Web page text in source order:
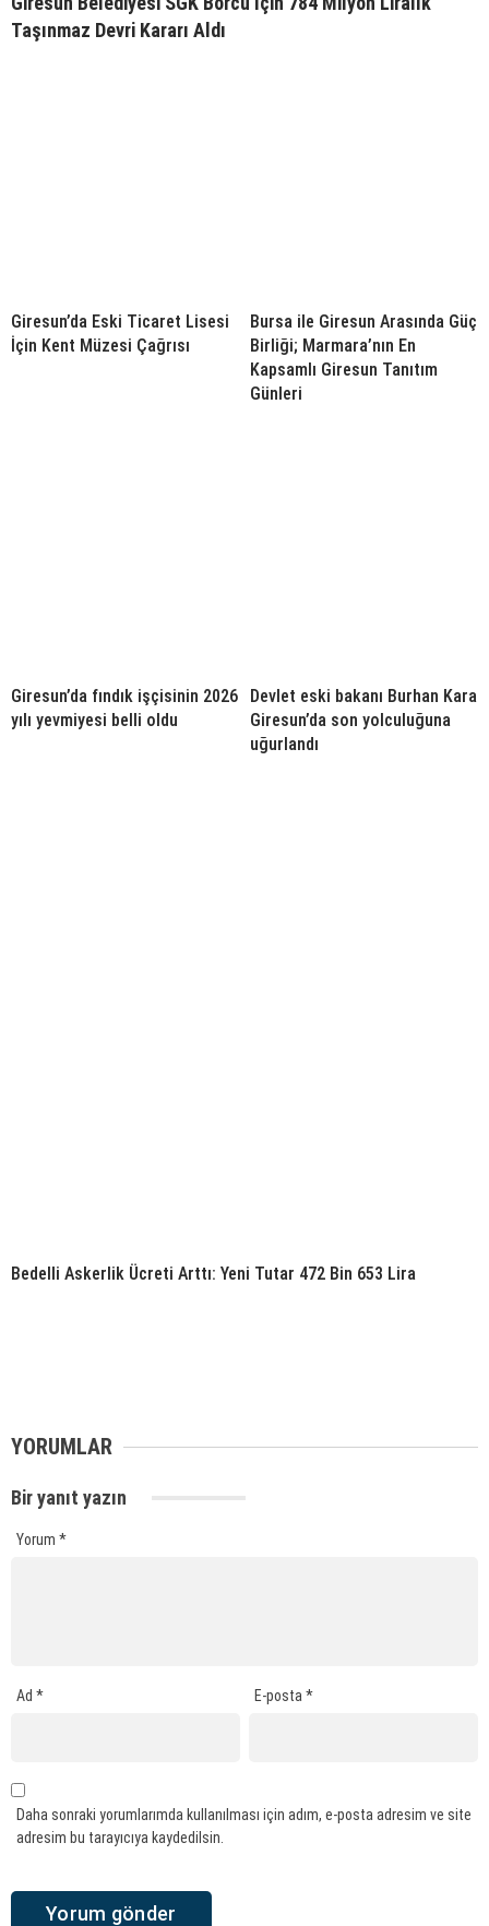
Taşınmaz Devri Kararı Aldı
Giresun’da Eski Ticaret Lisesi
İçin Kent Müzesi Çağrısı
Bursa ile Giresun Arasında Güç
Birliği; Marmara’nın En
Kapsamlı Giresun Tanıtım
Günleri
Giresun’da fındık işçisinin 2026
yılı yevmiyesi belli oldu
Devlet eski bakanı Burhan Kara
Giresun’da son yolculuğuna
uğurlandı
Bedelli Askerlik Ücreti Arttı: Yeni Tutar 472 Bin 653 Lira
YORUMLAR
Bir yanıt yazın
Yorum *
Ad * E-posta*
Daha sonraki yorumlarımda kullanılması için adım, e-posta adresim ve site
adresim bu tarayıcıya kaydedilsin.